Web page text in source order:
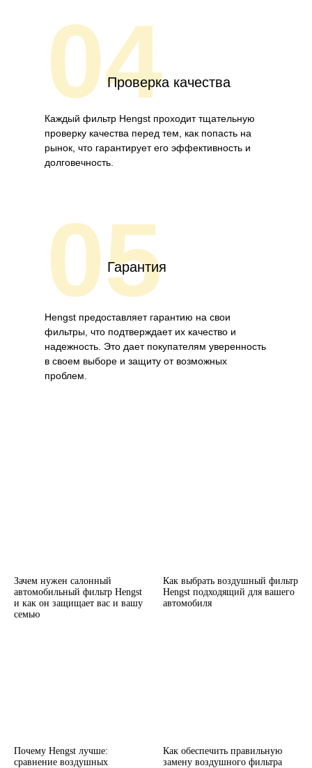
04Проверка качества
Каждый фильтр Hengst проходит тщательную
проверку качества перед тем, как попасть на
рынок, что гарантирует его эффективность и
долговечность.
05
Гарантия
Hengst предоставляет гарантию на свои
фильтры, что подтверждает их качество и
надежность. Это дает покупателям уверенность
в своем выборе и защиту от возможных
проблем.
Зачем нужен салонный
автомобильный фильтр Hengst
и как он защищает вас и вашу
семью
Как выбрать воздушный фильтр
Hengst подходящий для вашего
автомобиля
Почему Hengst лучше:
сравнение воздушных
Как обеспечить правильную
замену воздушного фильтра